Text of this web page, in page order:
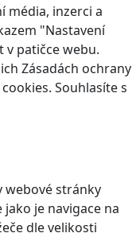
média, inzerci a
"Nastavení
v patičce webu.
Zásadách ochrany
Souhlasíte s
webové stránky
je navigace na
dle velikosti